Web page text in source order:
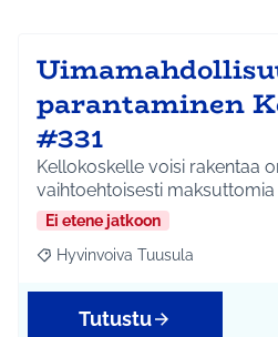
parantaminen
#331
Kellokoskelle voisi rakentaa
vaihtoehtoisesti
Ei etene jatkoon
Rajaa tulokset aihepiirin mukaan:
Hyvinvoiva Tuusula
Tutustu